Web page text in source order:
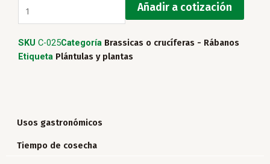
cantidad
Añadir a cotización
SKU C-025Categoría Brassicas o crucíferas - Rábanos
Etiqueta Plántulas y plantas
Usos gastronómicos
Tiempo de cosecha